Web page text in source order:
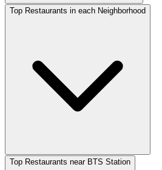
Top Restaurants in each Neighborhood
Top Restaurants near BTS Station